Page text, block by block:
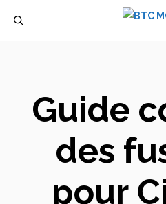
Guide
des
pour